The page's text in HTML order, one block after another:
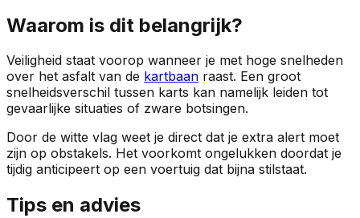
Waarom is dit belangrijk?
Veiligheid staat voorop wanneer je met hoge snelheden
over het asfalt van de kartbaan raast. Een groot
snelheidsverschil tussen karts kan namelijk leiden tot
gevaarlijke situaties of zware botsingen.
Door de witte vlag weet je direct dat je extra alert moet
zijn op obstakels. Het voorkomt ongelukken doordat je
tijdig anticipeert op een voertuig dat bijna stilstaat.
Tips en advies